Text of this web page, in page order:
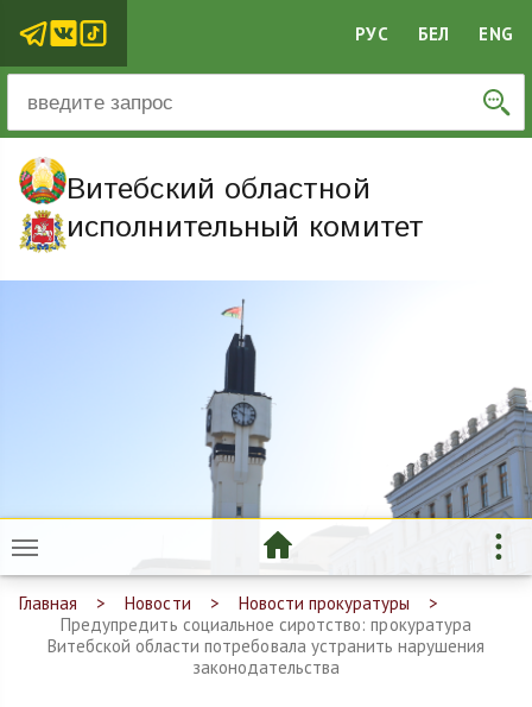
РУС БЕЛ ENG
Витебский областной
исполнительный комитет
Главная Новости
Новости прокуратуры
Предупредить социальное сиротство: прокуратура
Витебской области потребовала устранить нарушения
законодательства